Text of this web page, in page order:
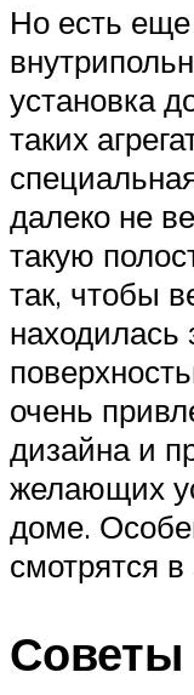
Но есть
установка
таких
далеко не
такую
так, чтобы
находилась
очень
дизайна и
желающих
доме.
смотрятся